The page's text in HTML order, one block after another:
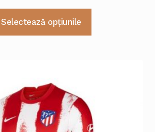
Selectează opțiunile
pot
fi